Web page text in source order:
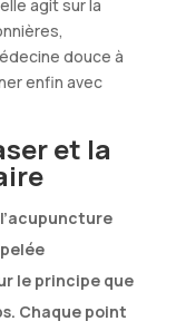
agit sur la
douce à
enfin avec
et la
le principe que
Chaque point